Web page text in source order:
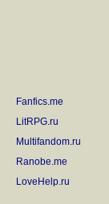
Fanfics.me
LitRPG.ru
Multifandom.ru
Ranobe.me
LoveHelp.ru